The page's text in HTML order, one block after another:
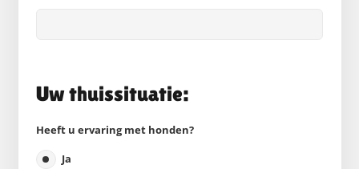
Uw thuissituatie:
Heeft u ervaring met honden?
Ja